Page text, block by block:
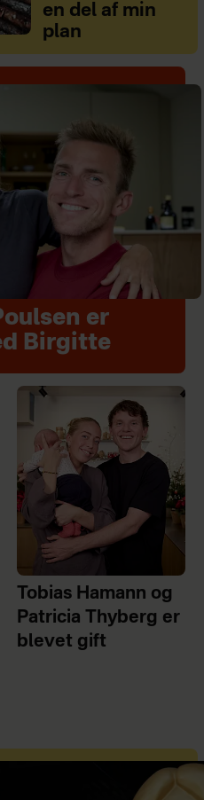
en del af min
plan
er
Birgitte
Tobias Hamann og
Patricia Thyberg er
blevet gift